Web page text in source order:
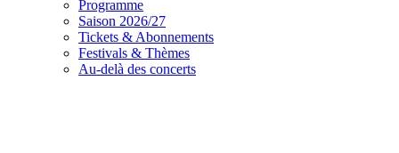
Programme
Saison 2026/27
Tickets & Abonnements
Festivals & Thèmes
Au-delà des concerts